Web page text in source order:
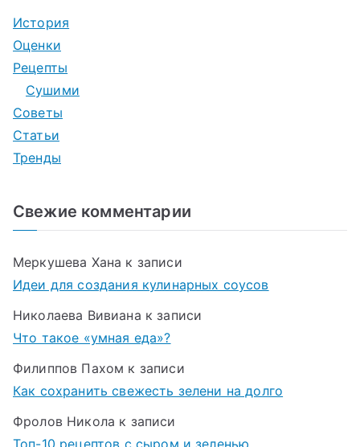
История
Оценки
Рецепты
Сушими
Советы
Статьи
Тренды
Свежие комментарии
Меркушева Хана к записи
Идеи для создания кулинарных соусов
Николаева Вивиана к записи
Что такое «умная еда»?
Филиппов Пахом к записи
Как сохранить свежесть зелени на долго
Фролов Никола к записи
Топ-10 рецептов с сыром и зеленью